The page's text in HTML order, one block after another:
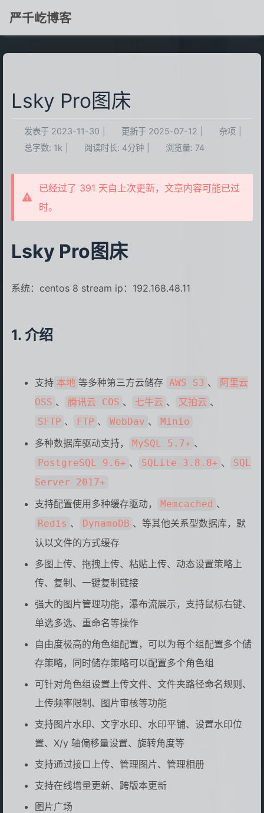
严千屹博客
Lsky Pro图床
发表于 2023-11-30 更新于 2025-07-12 杂项
总字数: 1k 阅读时长: 4分钟 浏览量: 74
已经过了 391 天自上次更新，文章内容可能已过
时。
Lsky Pro图床
系统：centos 8 stream ip：192.168.48.11
介绍
支持 本地 等多种第三方云储存 AWS S3 、
阿里云
OSS 、 腾讯云 COS 、 七牛云 、 又拍云 、
SFTP 、 FTP 、 WebDav 、 Minio
多种数据库驱动支持， MySQL 5.7+ 、
PostgreSQL 9.6+ 、 SQLite 3.8.8+ 、
SQL
Server 2017+
支持配置使用多种缓存驱动， Memcached 、
Redis 、 DynamoDB 、等其他关系型数据库，默
认以文件的方式缓存
多图上传、拖拽上传、粘贴上传、动态设置策略上
传、复制、一键复制链接
强大的图片管理功能，瀑布流展示，支持鼠标右键、
单选多选、重命名等操作
自由度极高的角色组配置，可以为每个组配置多个储
存策略，同时储存策略可以配置多个角色组
可针对角色组设置上传文件、文件夹路径命名规则、
上传频率限制、图片审核等功能
支持图片水印、文字水印、水印平铺、设置水印位
置、X/y 轴偏移量设置、旋转角度等
支持通过接口上传、管理图片、管理相册
支持在线增量更新、跨版本更新
图片广场